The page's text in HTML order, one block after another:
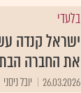
בלעדי
ישראל קנדה
את החברה
26.03.2026 יובל ניסני